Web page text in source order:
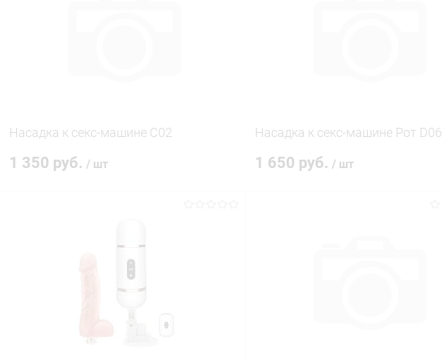
Насадка к секс-машине С02
1 350 руб. / шт
Насадка к секс-машине Рот D06
1 650 руб. / шт